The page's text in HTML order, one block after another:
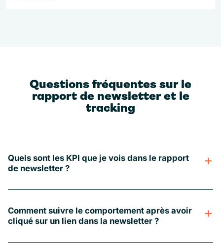
Questions fréquentes sur le
rapport de newsletter et le
tracking
Quels sont les KPI que je vois dans le rapport
de newsletter ?
Comment suivre le comportement après avoir
cliqué sur un lien dans la newsletter ?